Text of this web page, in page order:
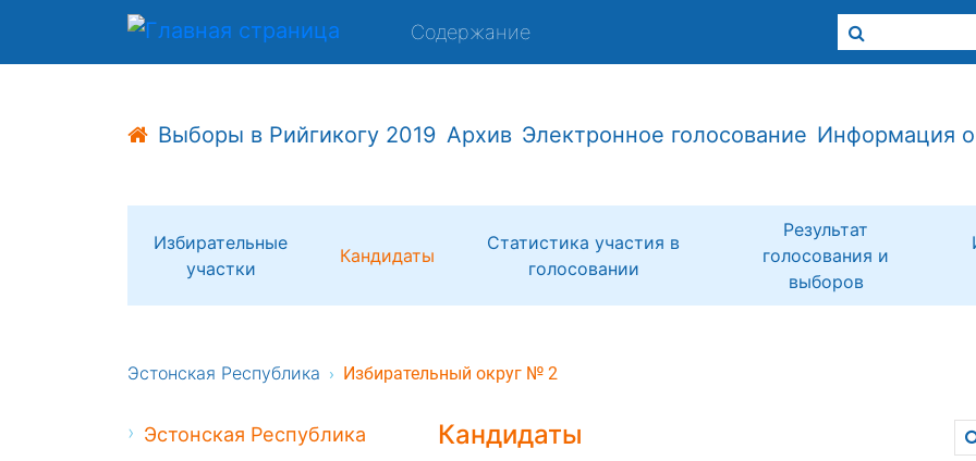
Содержание
Выборы в Рийгикогу 2019 Архив Электронное голосование Информация
Избирательные
участки
Кандидаты
Статистика участия в
голосовании
Результат
голосования и
выборов
Эстонская Республика Избирательный округ № 2
Эстонская Республика
Кандидаты